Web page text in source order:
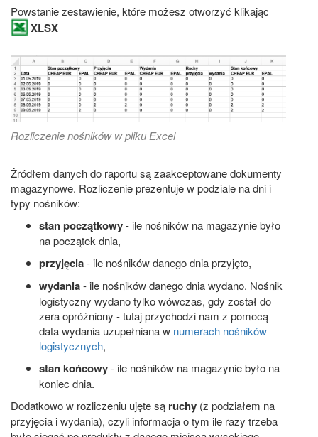
Powstanie zestawienie, które możesz otworzyć klikając
XLSX
Rozliczenie nośników w pliku Excel
Żródłem danych do raportu są zaakceptowane dokumenty
magazynowe. Rozliczenie prezentuje w podziale na dni i
typy nośników:
stan początkowy- ile nośników na magazynie było
na początek dnia,
przyjęcia- ile nośników danego dnia przyjęto,
wydania- ile nośników danego dnia wydano. Nośnik
logistyczny wydano tylko wówczas, gdy został do
zera opróżniony - tutaj przychodzi nam z pomocą
data wydania uzupełniana w numerach nośników
logistycznych,
stan końcowy- ile nośników na magazynie było na
koniec dnia.
Dodatkowo w rozliczeniu ujęte są ruchy (z podziałem na
przyjęcia i wydania), czyli informacja o tym ile razy trzeba